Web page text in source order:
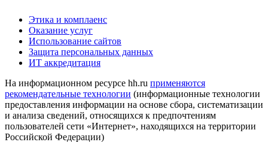
Этика и комплаенс
Оказание услуг
Использование сайтов
Защита персональных данных
ИТ аккредитация
На информационном ресурсе hh.ru применяются
рекомендательные технологии (информационные технологии
предоставления информации на основе сбора, систематизации
и анализа сведений, относящихся к предпочтениям
пользователей сети «Интернет», находящихся на территории
Российской Федерации)